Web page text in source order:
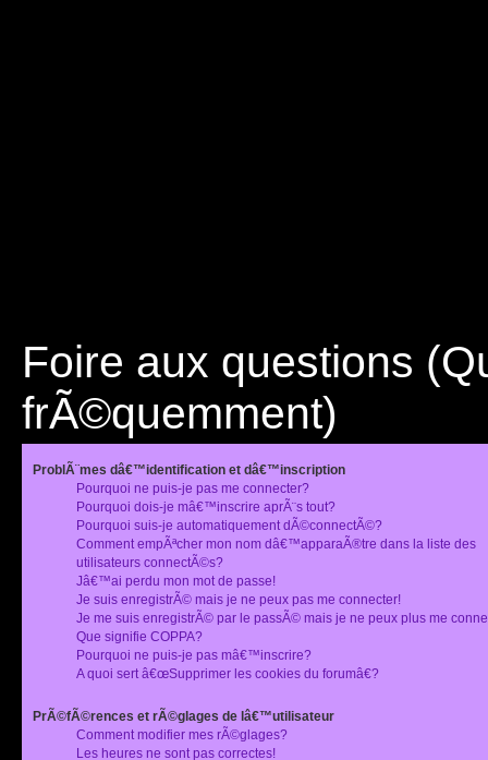
Foire aux questions
frÃ©quemment)
ProblÃ¨mes dâ€™identification et dâ€™inscription
Pourquoi ne puis-je pas me connecter?
Pourquoi dois-je mâ€™inscrire aprÃ¨s tout?
Pourquoi suis-je automatiquement dÃ©connectÃ©?
Comment empÃªcher mon nom dâ€™apparaÃ®tre dans la liste des
utilisateurs connectÃ©s?
Jâ€™ai perdu mon mot de passe!
Je suis enregistrÃ© mais je ne peux pas me connecter!
Je me suis enregistrÃ© par le passÃ© mais je ne peux plus me
Que signifie COPPA?
Pourquoi ne puis-je pas mâ€™inscrire?
A quoi sert â€œSupprimer les cookies du forumâ€?
PrÃ©fÃ©rences et rÃ©glages de lâ€™utilisateur
Comment modifier mes rÃ©glages?
Les heures ne sont pas correctes!